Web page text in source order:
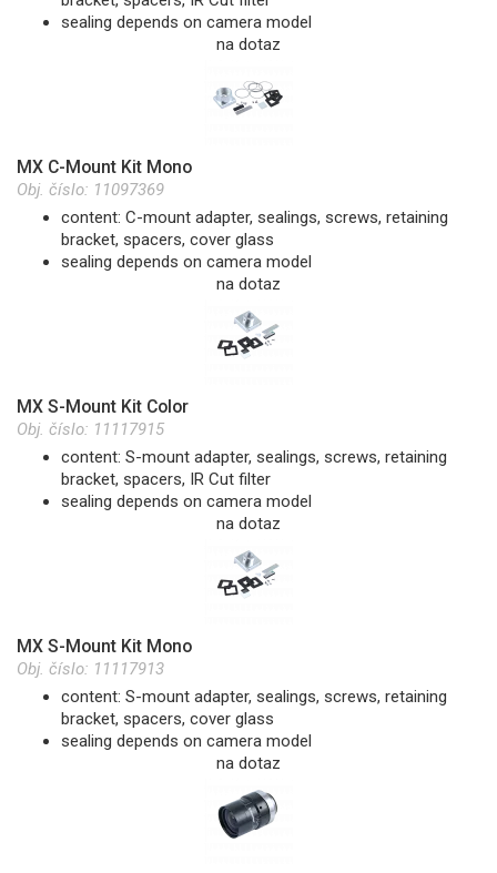
sealing depends on camera model
na dotaz
MX C-Mount Kit Mono
Obj. číslo: 11097369
content: C-mount adapter, sealings, screws, retaining
bracket, spacers, cover glass
sealing depends on camera model
na dotaz
MX S-Mount Kit Color
Obj. číslo: 11117915
content: S-mount adapter, sealings, screws, retaining
bracket, spacers, IR Cut filter
sealing depends on camera model
na dotaz
MX S-Mount Kit Mono
Obj. číslo: 11117913
content: S-mount adapter, sealings, screws, retaining
bracket, spacers, cover glass
sealing depends on camera model
na dotaz